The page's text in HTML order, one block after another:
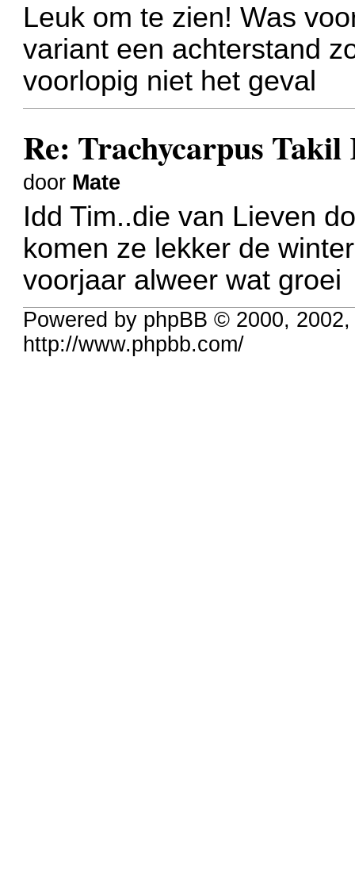
Leuk om te zien! Was
variant een achterstand
voorlopig niet het geval
Re: Trachycarpus
door Mate
Idd Tim..die van Lieven
komen ze lekker de
voorjaar alweer wat groei
Powered by phpBB © 2000,
http://www.phpbb.com/